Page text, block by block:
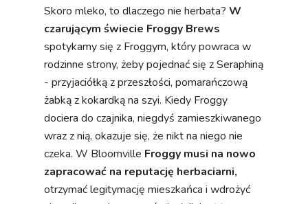
Skoro mleko, to dlaczego nie herbata? W
czarującym świecie Froggy Brews
spotykamy się z Froggym, który powraca w
rodzinne strony, żeby pojednać się z Seraphiną
- przyjaciółką z przeszłości, pomarańczową
żabką z kokardką na szyi. Kiedy Froggy
dociera do czajnika, niegdyś zamieszkiwanego
wraz z nią, okazuje się, że nikt na niego nie
czeka. W Bloomville Froggy musi na nowo
zapracować na reputację herbaciarni,
otrzymać legitymację mieszkańca i wdrożyć